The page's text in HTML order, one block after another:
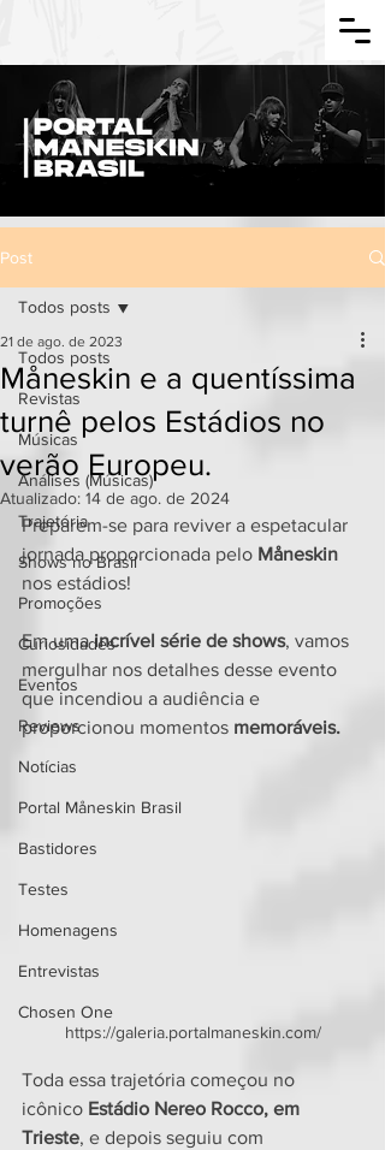
Post
Todos posts
Revistas
Músicas
Análises (Músicas)
Trajetória
Shows no Brasil
Promoções
Curiosidades
Eventos
Reviews
Notícias
Portal Måneskin Brasil
Bastidores
Testes
Homenagens
Entrevistas
Chosen One
Todos posts
Måneskin e a quentíssima
turnê pelos Estádios no
verão Europeu.
21 de ago. de 2023
Atualizado: 14 de ago. de 2024
Preparem-se para reviver a espetacular
jornada proporcionada pelo Måneskin
nos estádios!
Em uma incrível série de shows, vamos
mergulhar nos detalhes desse evento
que incendiou a audiência e
proporcionou momentos memoráveis.
https://galeria.portalmaneskin.com/
Toda essa trajetória começou no
icônico Estádio Nereo Rocco, em
Trieste, e depois seguiu com